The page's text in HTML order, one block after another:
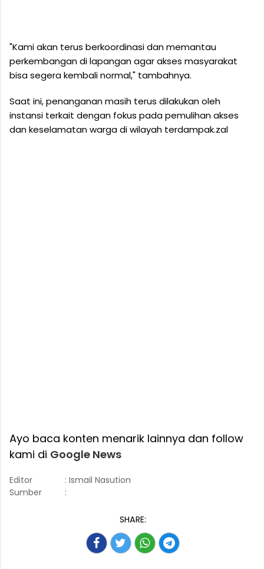
"Kami akan terus berkoordinasi dan memantau
perkembangan di lapangan agar akses masyarakat
bisa segera kembali normal," tambahnya.
Saat ini, penanganan masih terus dilakukan oleh
instansi terkait dengan fokus pada pemulihan akses
dan keselamatan warga di wilayah terdampak.zal
Ayo baca konten menarik lainnya dan follow
kami di Google News
Editor
: Ismail Nasution
Sumber
:
SHARE: